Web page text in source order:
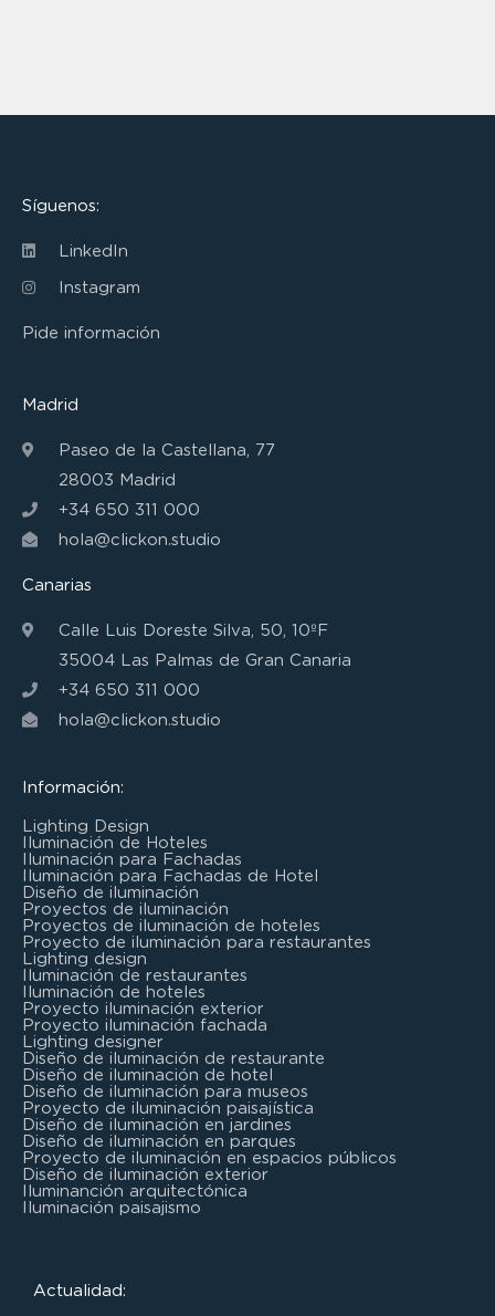
Síguenos:
LinkedIn
Instagram
Pide información
Madrid
Paseo de la Castellana, 77
28003 Madrid
+34 650 311 000
hola@clickon.studio
Canarias
Calle Luis Doreste Silva, 50, 10ºF
35004 Las Palmas de Gran Canaria
+34 650 311 000
hola@clickon.studio
Información:
Lighting Design
Iluminación de Hoteles
Iluminación para Fachadas
Iluminación para Fachadas de Hotel
Diseño de iluminación
Proyectos de iluminación
Proyectos de iluminación de hoteles
Proyecto de iluminación para restaurantes
Lighting design
Iluminación de restaurantes
Iluminación de hoteles
Proyecto iluminación exterior
Proyecto iluminación fachada
Lighting designer
Diseño de iluminación de restaurante
Diseño de iluminación de hotel
Diseño de iluminación para museos
Proyecto de iluminación paisajística
Diseño de iluminación en jardines
Diseño de iluminación en parques
Proyecto de iluminación en espacios públicos
Diseño de iluminación exterior
Iluminanción arquitectónica
Iluminación paisajismo
Actualidad: